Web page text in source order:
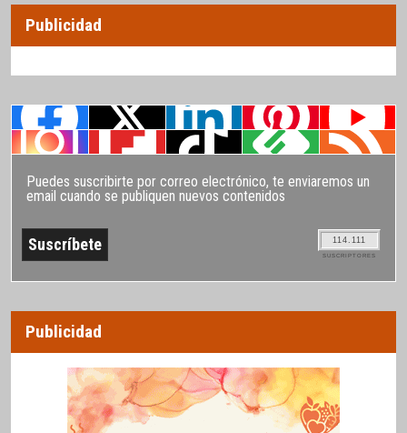
Publicidad
Puedes suscribirte por correo electrónico, te enviaremos un
email cuando se publiquen nuevos contenidos
114.111
SUSCRIPTORES
Publicidad